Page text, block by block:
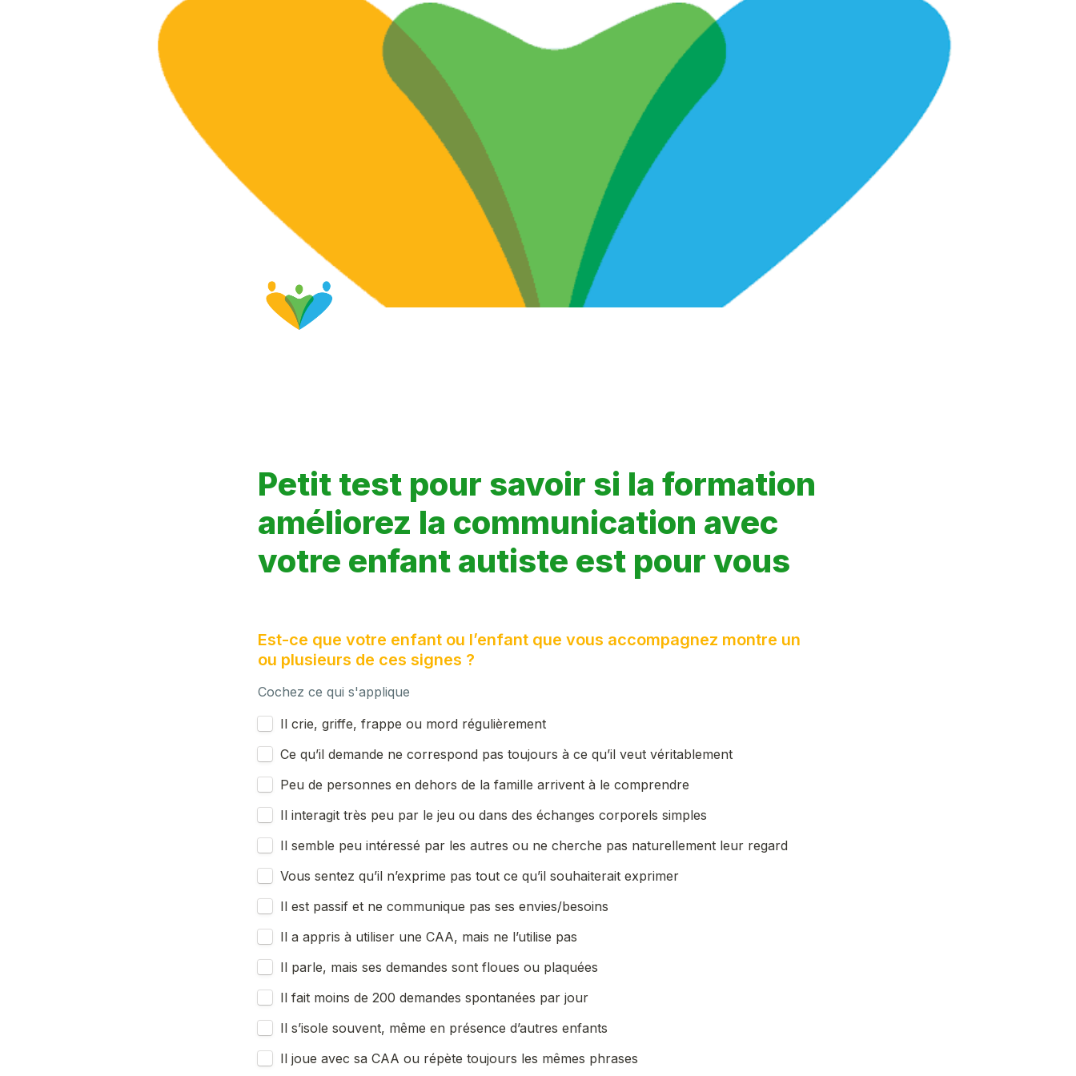
Petit test pour savoir si la formation
améliorez la communication avec
votre enfant autiste est pour vous
Est-ce que votre enfant ou l’enfant que vous accompagnez montre un
ou plusieurs de ces signes ?
Cochez ce qui s'applique
Il crie, griffe, frappe ou mord régulièrement
Ce qu’il demande ne correspond pas toujours à ce qu’il veut véritablement
Peu de personnes en dehors de la famille arrivent à le comprendre
Il interagit très peu par le jeu ou dans des échanges corporels simples
Il semble peu intéressé par les autres ou ne cherche pas naturellement leur regard
Vous sentez qu’il n’exprime pas tout ce qu’il souhaiterait exprimer
Il est passif et ne communique pas ses envies/besoins
Il a appris à utiliser une CAA, mais ne l’utilise pas
Il parle, mais ses demandes sont floues ou plaquées
Il fait moins de 200 demandes spontanées par jour
Il s’isole souvent, même en présence d’autres enfants
Il joue avec sa CAA ou répète toujours les mêmes phrases